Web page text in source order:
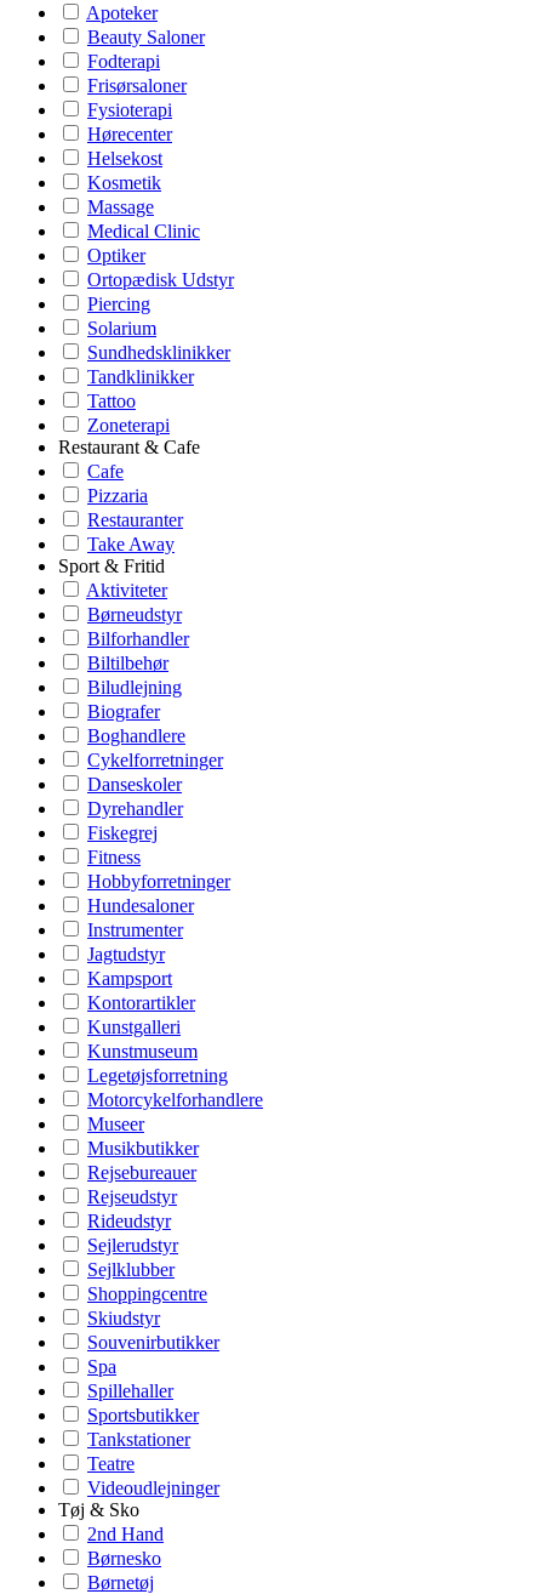
Apoteker
Beauty Saloner
Fodterapi
Frisørsaloner
Fysioterapi
Hørecenter
Helsekost
Kosmetik
Massage
Medical Clinic
Optiker
Ortopædisk Udstyr
Piercing
Solarium
Sundhedsklinikker
Tandklinikker
Tattoo
Zoneterapi
Restaurant & Cafe
Cafe
Pizzaria
Restauranter
Take Away
Sport & Fritid
Aktiviteter
Børneudstyr
Bilforhandler
Biltilbehør
Biludlejning
Biografer
Boghandlere
Cykelforretninger
Danseskoler
Dyrehandler
Fiskegrej
Fitness
Hobbyforretninger
Hundesaloner
Instrumenter
Jagtudstyr
Kampsport
Kontorartikler
Kunstgalleri
Kunstmuseum
Legetøjsforretning
Motorcykelforhandlere
Museer
Musikbutikker
Rejsebureauer
Rejseudstyr
Rideudstyr
Sejlerudstyr
Sejlklubber
Shoppingcentre
Skiudstyr
Souvenirbutikker
Spa
Spillehaller
Sportsbutikker
Tankstationer
Teatre
Videoudlejninger
Tøj & Sko
2nd Hand
Børnesko
Børnetøj